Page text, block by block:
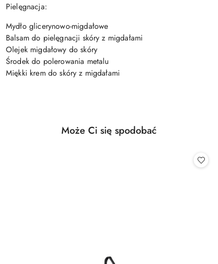
Pielęgnacja:
Mydło glicerynowo-migdałowe
Balsam do pielęgnacji skóry z migdałami
Olejek migdałowy do skóry
Środek do polerowania metalu
Miękki krem ​​do skóry z migdałami
Pomiń karuzelę produktów
Produkty
Może Ci się spodobać